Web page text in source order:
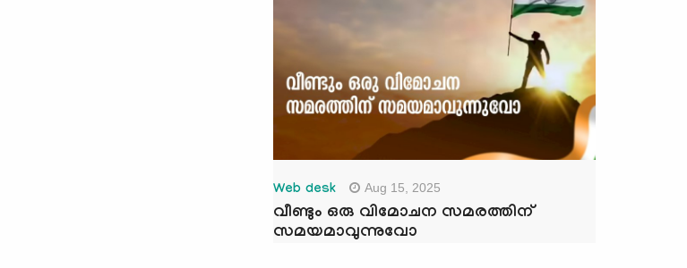
Web desk Aug 15, 2025
വീണ്ടും ഒരു വിമോചന സമരത്തിന്
സമയമാവുന്നുവോ